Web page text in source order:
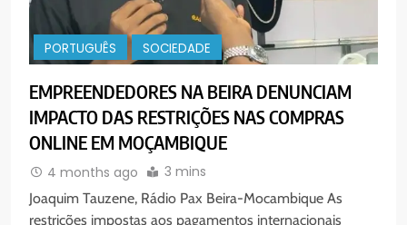
6
“Um movimento eclesial sem
Cristo como centro é uma simples
organização humana” – defende o
Padre Mubango
PORTUGUÊS RELIGIOSA
MERCADO DE INHAMÍZUA:
MUNICÍPIO DIZ QUE
PORTUGUÊS SOCIEDADE
EMPREENDEDORES NA BEIRA DENUNCIAM
IMPACTO DAS RESTRIÇÕES NAS COMPRAS
ONLINE EM MOÇAMBIQUE
4 months ago 3 mins
Joaquim Tauzene, Rádio Pax Beira-Mocambique As
restrições impostas aos pagamentos internacionais